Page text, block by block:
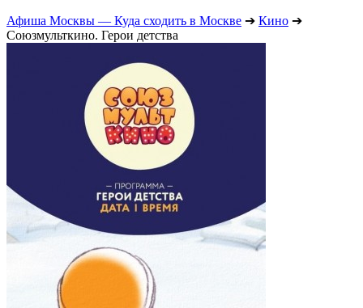
Афиша Москвы — Куда сходить в Москве ➔ Кино ➔
Союзмульткино. Герои детства